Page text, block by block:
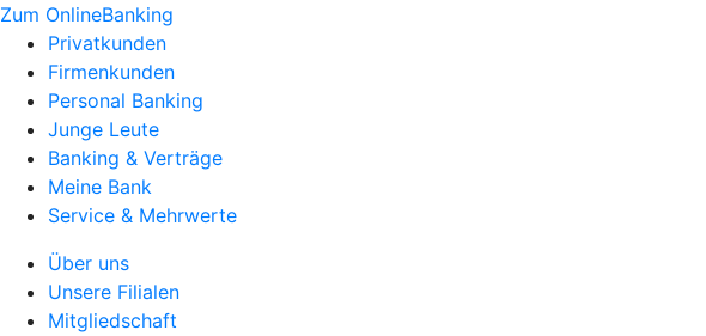
Zum OnlineBanking
Privatkunden
Firmenkunden
Personal Banking
Junge Leute
Banking & Verträge
Meine Bank
Service & Mehrwerte
Über uns
Unsere Filialen
Mitgliedschaft